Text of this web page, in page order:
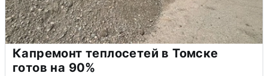
Капремонт теплосетей в Томске
готов на 90%